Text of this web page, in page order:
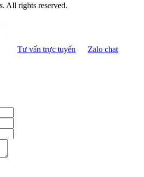
All rights reserved.
Tư vấn trực tuyến Zalo chat